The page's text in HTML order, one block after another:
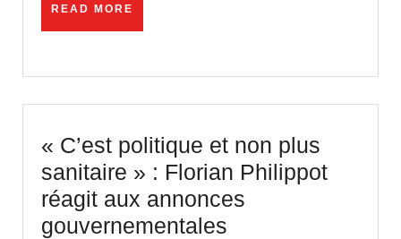
READ MORE
« C’est politique et non plus
sanitaire » : Florian Philippot
réagit aux annonces
gouvernementales